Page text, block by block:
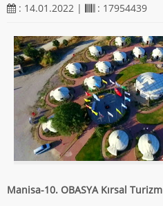
: 14.01.2022 |
: 17954439
Manisa-10. OBASYA Kırsal Turizm